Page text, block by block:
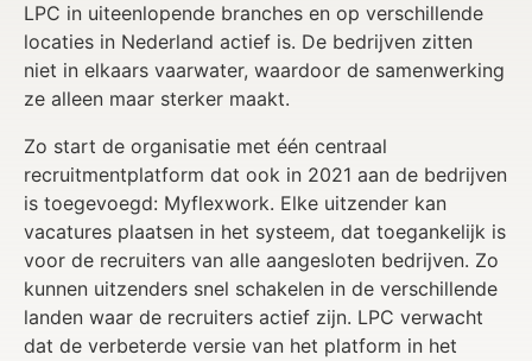
LPC in uiteenlopende branches en op verschillende
locaties in Nederland actief is. De bedrijven zitten
niet in elkaars vaarwater, waardoor de samenwerking
ze alleen maar sterker maakt.
Zo start de organisatie met één centraal
recruitmentplatform dat ook in 2021 aan de bedrijven
is toegevoegd: Myflexwork. Elke uitzender kan
vacatures plaatsen in het systeem, dat toegankelijk is
voor de recruiters van alle aangesloten bedrijven. Zo
kunnen uitzenders snel schakelen in de verschillende
landen waar de recruiters actief zijn. LPC verwacht
dat de verbeterde versie van het platform in het